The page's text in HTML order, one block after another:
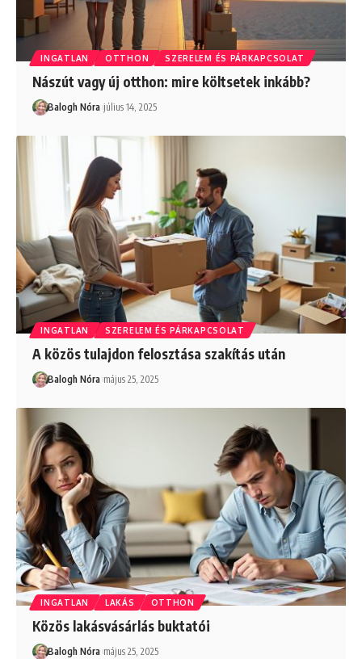
INGATLAN OTTHON SZERELEM ÉS PÁRKAPCSOLAT
Nászút vagy új otthon: mire költsetek inkább?
Balogh Nóra július 14, 2025
INGATLAN SZERELEM ÉS PÁRKAPCSOLAT
A közös tulajdon felosztása szakítás után
Balogh Nóra május 25, 2025
INGATLAN LAKÁS OTTHON
Közös lakásvásárlás buktatói
Balogh Nóra május 25, 2025